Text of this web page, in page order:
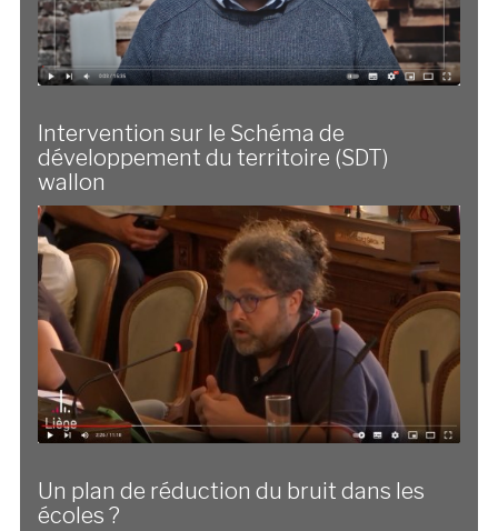
Intervention sur le Schéma de
développement du territoire (SDT)
wallon
Un plan de réduction du bruit dans les
écoles ?